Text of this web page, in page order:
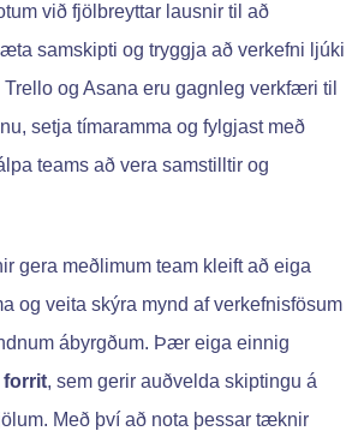
við fjölbreyttar lausnir til að
samskipti og tryggja að verkefni ljúki
Trello og Asana eru gagnleg verkfæri til
setja tímaramma og fylgjast með
teams að vera samstilltir og
gera meðlimum team kleift að eiga
og veita skýra mynd af verkefnisfösum
ábyrgðum. Þær eiga einnig
forrit, sem gerir auðvelda skiptingu á
Með því að nota þessar tæknir